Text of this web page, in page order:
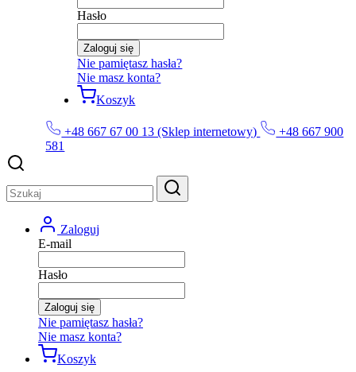
Hasło
Zaloguj się
Nie pamiętasz hasła?
Nie masz konta?
Koszyk
+48 667 67 00 13 (Sklep internetowy)
+48 667 900
581
Zaloguj
E-mail
Hasło
Zaloguj się
Nie pamiętasz hasła?
Nie masz konta?
Koszyk